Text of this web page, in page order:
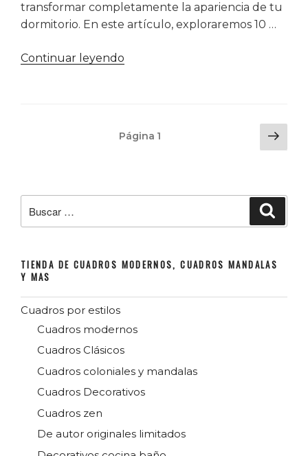
transformar completamente la apariencia de tu
dormitorio. En este artículo, exploraremos 10 …
Continuar leyendo
tu
Cabeceros»
Página 1
por:
TIENDA DE CUADROS MODERNOS, CUADROS MANDALAS
Y MAS
Cuadros por estilos
Cuadros modernos
Cuadros Clásicos
Cuadros coloniales y mandalas
Cuadros Decorativos
Cuadros zen
De autor originales limitados